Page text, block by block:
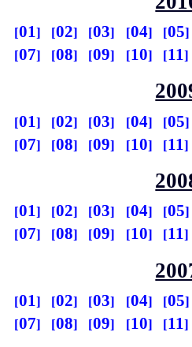
01 02 03 04 05
07
08 09 10 11
01 02 03 04 05
07
08 09 10 11
01 02 03 04 05
07
08 09 10 11
01 02 03 04 05
07
08 09 10 11